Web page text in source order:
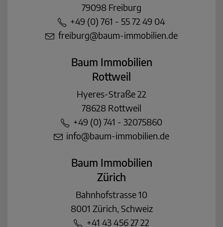
79098 Freiburg
+49 (0) 761 - 55 72 49 04
freiburg@baum-immobilien.de
Baum Immobilien
Rottweil
Hyeres-Straße 22
78628 Rottweil
+49 (0) 741 - 32075860
info@baum-immobilien.de
Baum Immobilien
Zürich
Bahnhofstrasse 10
8001 Zürich, Schweiz
+41 43 456 27 22